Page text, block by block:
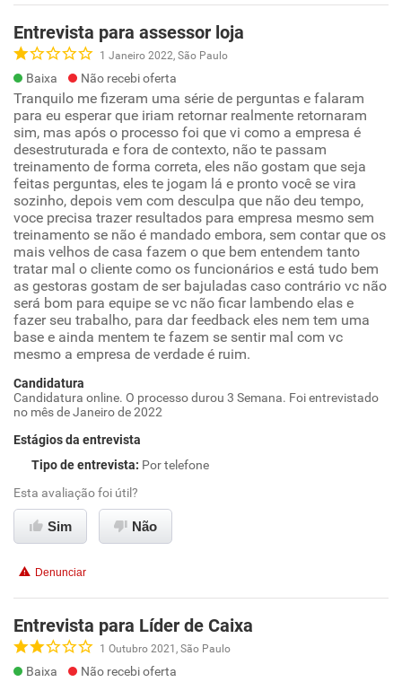
Entrevista para assessor loja
1 Janeiro 2022, São Paulo
Baixa Não recebi oferta
Tranquilo me fizeram uma série de perguntas e falaram
para eu esperar que iriam retornar realmente retornaram
sim, mas após o processo foi que vi como a empresa é
desestruturada e fora de contexto, não te passam
treinamento de forma correta, eles não gostam que seja
feitas perguntas, eles te jogam lá e pronto você se vira
sozinho, depois vem com desculpa que não deu tempo,
voce precisa trazer resultados para empresa mesmo sem
treinamento se não é mandado embora, sem contar que os
mais velhos de casa fazem o que bem entendem tanto
tratar mal o cliente como os funcionários e está tudo bem
as gestoras gostam de ser bajuladas caso contrário vc não
será bom para equipe se vc não ficar lambendo elas e
fazer seu trabalho, para dar feedback eles nem tem uma
base e ainda mentem te fazem se sentir mal com vc
mesmo a empresa de verdade é ruim.
Candidatura
Candidatura online. O processo durou 3 Semana. Foi entrevistado
no mês de Janeiro de 2022
Estágios da entrevista
Tipo de entrevista: Por telefone
Esta avaliação foi útil?
Sim Não
Denunciar
Entrevista para Líder de Caixa
1 Outubro 2021, São Paulo
Baixa Não recebi oferta